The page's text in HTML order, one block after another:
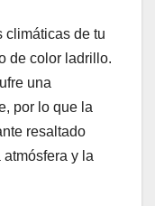
climáticas de tu
de color ladrillo.
una
por lo que la
resaltado
y la